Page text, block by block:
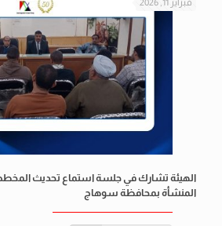
فبراير 11, 2026
الهيئة تشارك في جلسة استماع تحديث المخطط
المنشأة بمحافظة سوهاج